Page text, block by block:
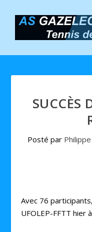
SUCCÈS
Posté par Philippe
Avec 76
UFOLEP-FFTT hier